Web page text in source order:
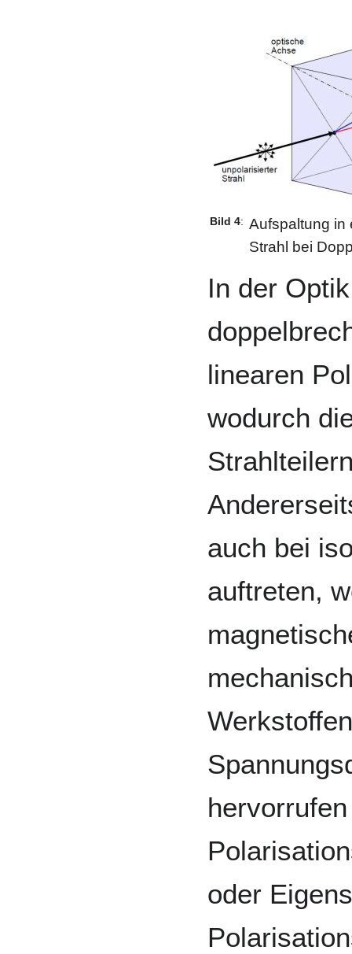
Bild 4: Aufspaltung in
Strahl bei
In der
linearen
wodurch
auch bei
auftreten,
oder